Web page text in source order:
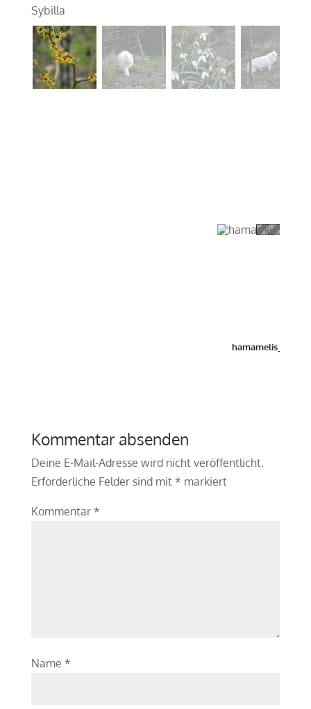
Sybilla
Kommentar absenden
Deine E-Mail-Adresse wird nicht veröffentlicht.
Erforderliche Felder sind mit * markiert
Kommentar *
Name *